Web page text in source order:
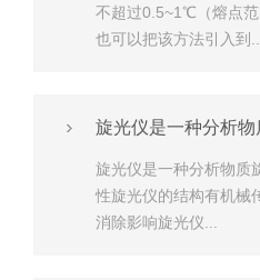
不超过0.5~1℃（熔点范
也可以把该方法引入到...
旋光仪是一种分析
旋光仪是一种分析物质
性旋光仪的结构有机械
消除影响旋光仪...